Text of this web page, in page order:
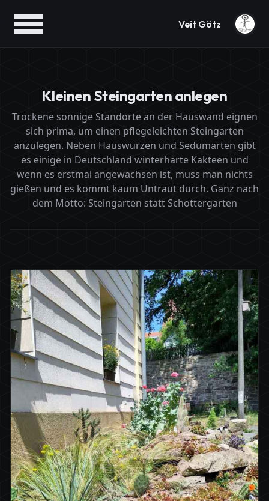
Veit Götz
Kleinen Steingarten anlegen
Trockene sonnige Standorte an der Hauswand eignen
sich prima, um einen pflegeleichten Steingarten
anzulegen. Neben Hauswurzen und Sedumarten gibt
es einige in Deutschland winterharte Kakteen und
wenn es erstmal angewachsen ist, muss man nichts
gießen und es kommt kaum Untraut durch. Ganz nach
dem Motto: Steingarten statt Schottergarten